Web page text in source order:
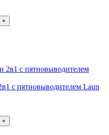
+
с пятновыводителем Laun
+